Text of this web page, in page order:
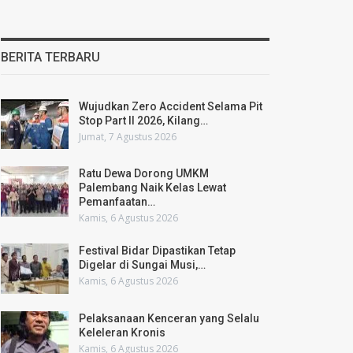
BERITA TERBARU
Wujudkan Zero Accident Selama Pit
Stop Part II 2026, Kilang…
Jumat, 7 Agustus 2026
Ratu Dewa Dorong UMKM
Palembang Naik Kelas Lewat
Pemanfaatan…
Kamis, 6 Agustus 2026
Festival Bidar Dipastikan Tetap
Digelar di Sungai Musi,…
Kamis, 6 Agustus 2026
Pelaksanaan Kenceran yang Selalu
Keleleran Kronis
Kamis, 6 Agustus 2026